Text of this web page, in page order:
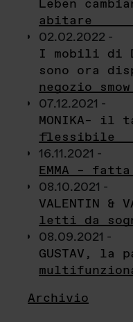
Leben
abitare
02.02.2022 -
I mobili di
sono ora
negozio
07.12.2021 -
MONIKA– il
flessibile
16.11.2021 -
EMMA –
08.10.2021 -
VALENTIN &
letti da
08.09.2021 -
GUSTAV, la
Archivio